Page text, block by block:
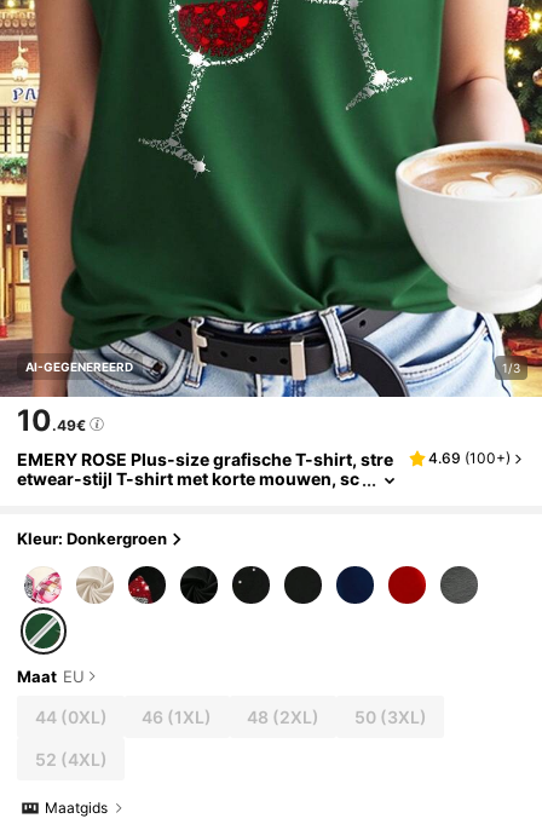
AI-GEGENEREERD 1/3
10.49€
EMERY ROSE Plus-size grafische T-shirt, stre
etwear-stijl T-shirt met korte mouwen, sc
4.69 (100+)
Kleur: Donkergroen
Maat EU
44(0XL) 46 (1XL) 48 (2XL) 50(3XL)
52 (4XL)
Maatgids